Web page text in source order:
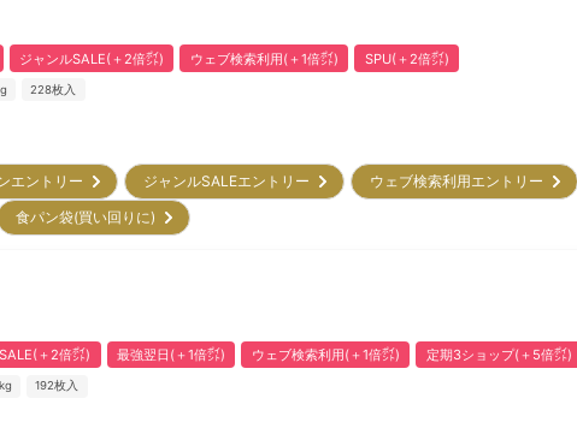
ジャンルSALE(＋2倍㌽) ウェブ検索利用(＋1倍㌽) SPU(＋2倍㌽)
228枚入
エントリー ジャンルSALEエントリー ウェブ検索利用エントリー
食パン袋(買い回りに)
＋2倍㌽) 最強翌日(＋1倍㌽) ウェブ検索利用(＋1倍㌽) 定期3ショップ(＋5倍㌽)
192枚入